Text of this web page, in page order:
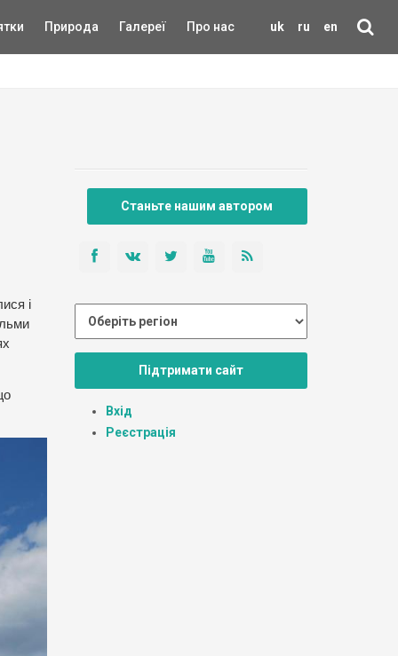
uk ru en
Природа Галереї Про нас
і
Станьте нашим автором
Підтримати сайт
Вхід
Реєстрація